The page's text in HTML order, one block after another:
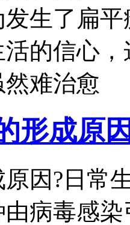
生了扁
的信心
难治愈
形成原
因?日常
病毒感